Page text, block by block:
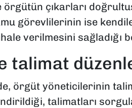
örgütün çıkarları
görevlilerinin ise
verilmesini sağladığı
talimat
örgüt yöneticilerinin
talimatları